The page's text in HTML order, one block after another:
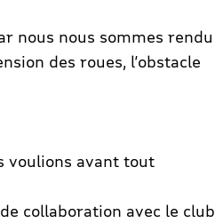
nous nous sommes rendu
des roues, l’obstacle
voulions avant tout
collaboration avec le club